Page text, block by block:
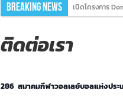
Breaking News เปิดโครงการ
ติดต่อเรา
286 สมาคมกีฬาวอลเลย์บอลแห่งประ